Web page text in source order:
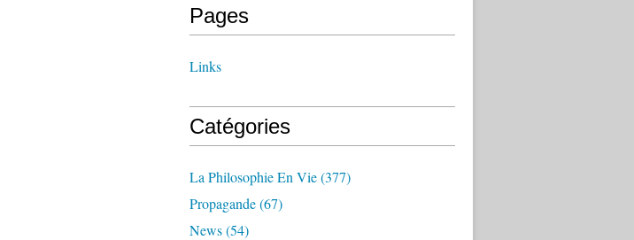
Pages
Links
Catégories
La Philosophie En Vie(377)
Propagande(67)
News(54)